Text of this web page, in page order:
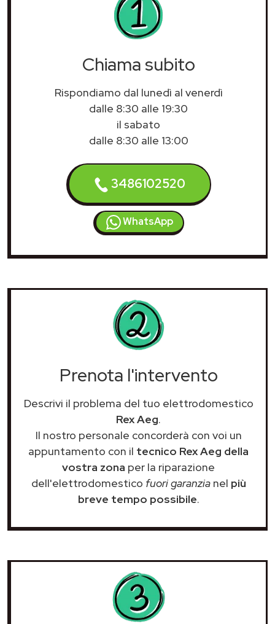
Chiama subito
Rispondiamo dal lunedì al venerdì
dalle 8:30 alle 19:30
il sabato
dalle 8:30 alle 13:00
3486102520
WhatsApp
Prenota l'intervento
Descrivi il problema del tuo elettrodomestico
Rex Aeg.
Il nostro personale concorderà con voi un
appuntamento con il tecnico Rex Aeg della
vostra zona per la riparazione
dell'elettrodomestico fuori garanzianel più
breve tempo possibile.